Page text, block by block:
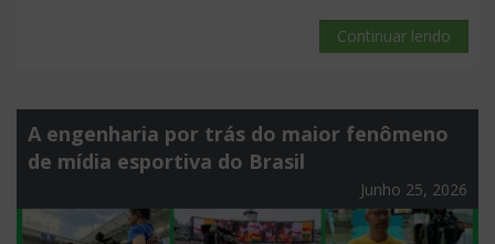
Continuar lendo
A engenharia por trás do maior fenômeno
de mídia esportiva do Brasil
Junho 25, 2026